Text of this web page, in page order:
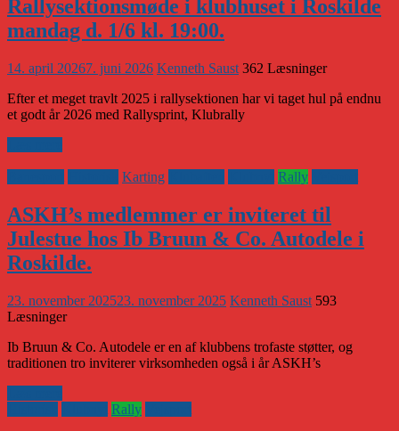
Rallysektionsmøde i klubhuset i Roskilde
mandag d. 1/6 kl. 19:00.
14. april 20267. juni 2026 Kenneth Saust 362 Læsninger
Efter et meget travlt 2025 i rallysektionen har vi taget hul på endnu
et godt år 2026 med Rallysprint, Klubrally
Karting Rally
ASKH’s medlemmer er inviteret til
Julestue hos Ib Bruun & Co. Autodele i
Roskilde.
23. november 202523. november 2025 Kenneth Saust 593
Læsninger
Ib Bruun & Co. Autodele er en af klubbens trofaste støtter, og
traditionen tro inviterer virksomheden også i år ASKH’s
Rally